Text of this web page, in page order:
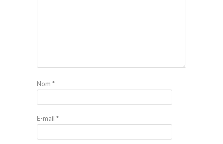
Nom *
E-mail *